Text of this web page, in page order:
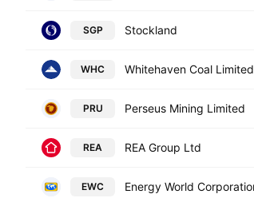
SGP Stockland
WHC Whitehaven Coal Limited
PRU Perseus Mining Limited
REA REA Group Ltd
EWC